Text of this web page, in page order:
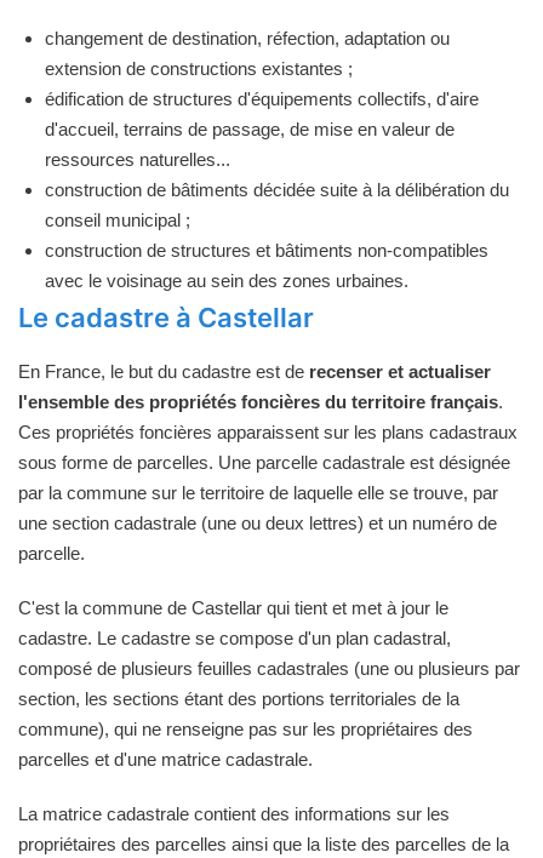
changement de destination, réfection, adaptation ou
extension de constructions existantes ;
édification de structures d'équipements collectifs, d'aire
d'accueil, terrains de passage, de mise en valeur de
ressources naturelles...
construction de bâtiments décidée suite à la délibération du
conseil municipal ;
construction de structures et bâtiments non-compatibles
avec le voisinage au sein des zones urbaines.
Le cadastre à Castellar
En France, le but du cadastre est de recenser et actualiser
l'ensemble des propriétés foncières du territoire français.
Ces propriétés foncières apparaissent sur les plans cadastraux
sous forme de parcelles. Une parcelle cadastrale est désignée
par la commune sur le territoire de laquelle elle se trouve, par
une section cadastrale (une ou deux lettres) et un numéro de
parcelle.
C'est la commune de Castellar qui tient et met à jour le
cadastre. Le cadastre se compose d'un plan cadastral,
composé de plusieurs feuilles cadastrales (une ou plusieurs par
section, les sections étant des portions territoriales de la
commune), qui ne renseigne pas sur les propriétaires des
parcelles et d'une matrice cadastrale.
La matrice cadastrale contient des informations sur les
propriétaires des parcelles ainsi que la liste des parcelles de la